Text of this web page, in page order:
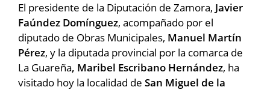
El presidente de la Diputación de Zamora, Javier
Faúndez Domínguez, acompañado por el
diputado de Obras Municipales, Manuel Martín
Pérez, y la diputada provincial por la comarca de
La Guareña, Maribel Escribano Hernández, ha
visitado hoy la localidad de San Miguel de la